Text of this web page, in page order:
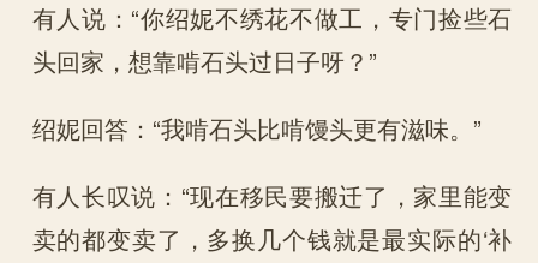
有人说：“你绍妮不绣花不做工，专门捡些石
头回家，想靠啃石头过日子呀？”
绍妮回答：“我啃石头比啃馒头更有滋味。”
有人长叹说：“现在移民要搬迁了，家里能变
卖的都变卖了，多换几个钱就是最实际的‘补